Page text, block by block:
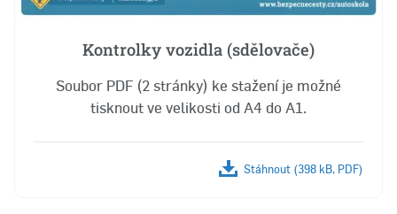
Kontrolky vozidla (sdělovače)
Soubor PDF (2 stránky) ke stažení je možné
tisknout ve velikosti od A4 do A1.
Stáhnout (398 kB, PDF)